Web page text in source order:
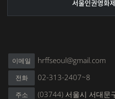
이메일 hrffseoul@gmail.com
전화 02-313-2407~8
주소 (03744) 서울시 서대문